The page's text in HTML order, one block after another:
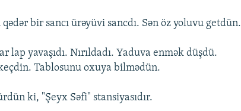
bir sancı ürəyüvi sancdı. Sən öz yoluvu getdün.
lap yavaşıdı. Nırıldadı. Yaduva enmək düşdü.
Tablosunu oxuya bilmədün.
ki, "Şeyx Səfi" stansiyasıdır.